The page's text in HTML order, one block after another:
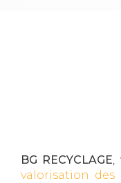
BG RECYCLAGE,
valorisation des